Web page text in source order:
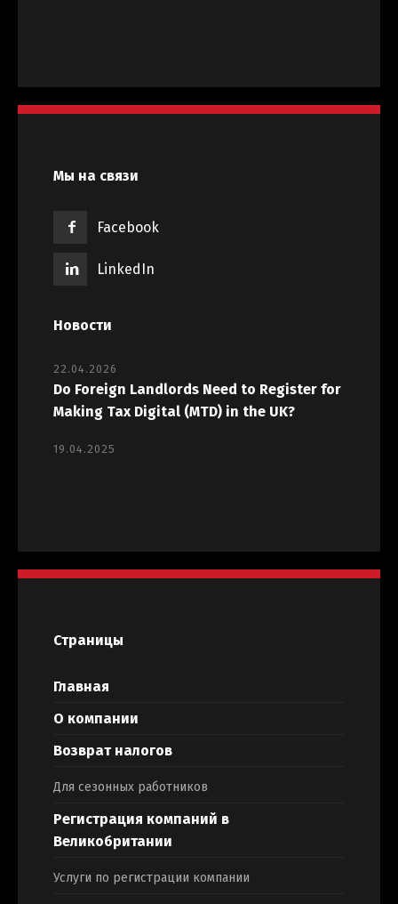
Мы на связи
Facebook
LinkedIn
Новости
22.04.2026
Do Foreign Landlords Need to Register for
Making Tax Digital (MTD) in the UK?
19.04.2025
Страницы
Главная
О компании
Возврат налогов
Для сезонных работников
Регистрация компаний в
Великобритании
Услуги по регистрации компании